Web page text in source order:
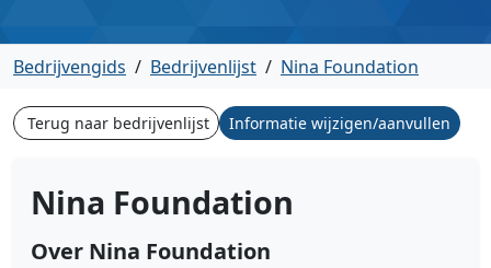
Bedrijvengids / Bedrijvenlijst / Nina Foundation
Terug naar bedrijvenlijst Informatie wijzigen/aanvullen
Nina Foundation
Over Nina Foundation